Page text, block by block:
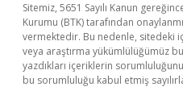
Sitemiz, 5651 Sayılı Kanun
Kurumu (BTK) tarafından
vermektedir. Bu nedenle, sitedeki
veya araştırma yükümlülüğümüz
yazdıkları içeriklerin
bu sorumluluğu kabul etmiş